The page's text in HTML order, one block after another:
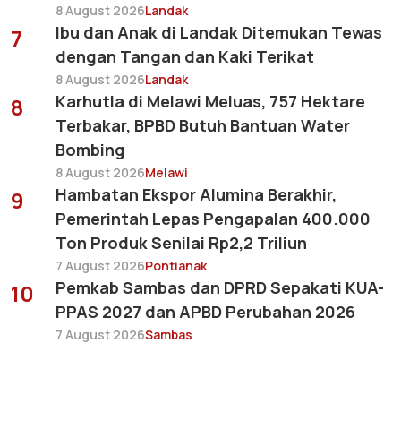
8 August 2026Landak
7
Ibu dan Anak di Landak Ditemukan Tewas
dengan Tangan dan Kaki Terikat
8 August 2026Landak
8
Karhutla di Melawi Meluas, 757 Hektare
Terbakar, BPBD Butuh Bantuan Water
Bombing
8 August 2026Melawi
9
Hambatan Ekspor Alumina Berakhir,
Pemerintah Lepas Pengapalan 400.000
Ton Produk Senilai Rp2,2 Triliun
7 August 2026Pontianak
10
Pemkab Sambas dan DPRD Sepakati KUA-
PPAS 2027 dan APBD Perubahan 2026
7 August 2026Sambas